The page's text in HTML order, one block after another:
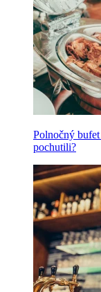
Polnočný
pochutili?